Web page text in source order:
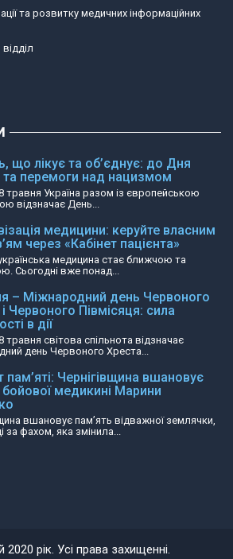
та розвитку медичних інформаційних
що лікує та об’єднує: до Дня
та перемоги над нацизмом
Україна разом із європейською
відзначає День...
медицини: керуйте власним
через «Кабінет пацієнта»
медицина стає ближчою та
Сьогодні вже понад...
– Міжнародний день Червоного
Червоного Півмісяця: сила
в дії
світова спільнота відзначає
день Червоного Хреста...
пам’яті: Чернігівщина вшановує
бойової медикині Марини
вшановує пам’ять відважної землячки,
за фахом, яка змінила...
2020 рік. Усі права захищенні.